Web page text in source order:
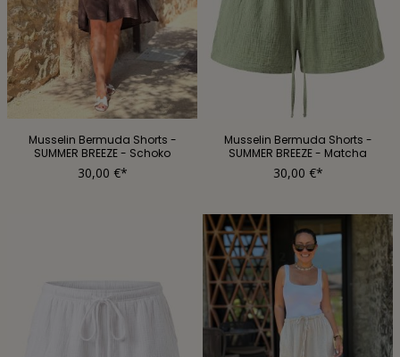
Musselin Bermuda Shorts -
SUMMER BREEZE - Schoko
30,00 €*
Musselin Bermuda Shorts -
SUMMER BREEZE - Matcha
30,00 €*